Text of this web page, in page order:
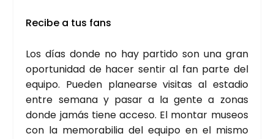
Reci­be a tus fans
Los días don­de no hay par­ti­do son una gran
opor­tu­ni­dad de hacer sen­tir al fan par­te del
equi­po. Pue­den pla­near­se visi­tas al esta­dio
entre sema­na y pasar a la gen­te a zonas
don­de jamás tie­ne acce­so. El mon­tar museos
con la memo­ra­bi­lia del equi­po en el mis­mo